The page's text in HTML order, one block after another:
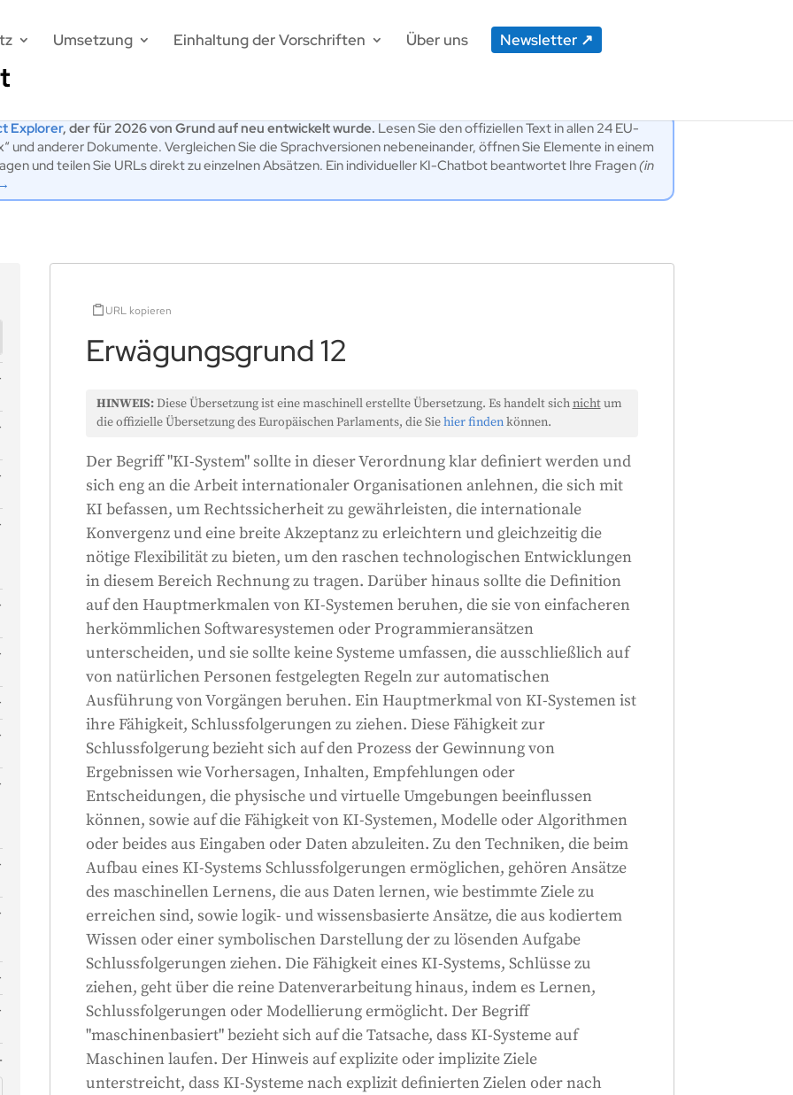
Umsetzung Einhaltung der Vorschriften Über uns Newsletter
Explorer, der für 2026 von Grund auf neu entwickelt wurde. Lesen Sie den offiziellen Text in allen 24 EU-
und anderer Dokumente. Vergleichen Sie die Sprachversionen nebeneinander, öffnen Sie Elemente in einem
und teilen Sie URLs direkt zu einzelnen Absätzen. Ein individueller KI-Chatbot beantwortet Ihre Fragen(in
URL kopieren
Erwägungsgrund 12
HINWEIS:Diese Übersetzung ist eine maschinell erstellte Übersetzung. Es handelt sichnichtum
die offizielle Übersetzung des Europäischen Parlaments, die Siehier findenkönnen.
Der Begriff "KI-System" sollte in dieser Verordnung klar definiert werden und
sich eng an die Arbeit internationaler Organisationen anlehnen, die sich mit
KI befassen, um Rechtssicherheit zu gewährleisten, die internationale
Konvergenz und eine breite Akzeptanz zu erleichtern und gleichzeitig die
nötige Flexibilität zu bieten, um den raschen technologischen Entwicklungen
in diesem Bereich Rechnung zu tragen. Darüber hinaus sollte die Definition
auf den Hauptmerkmalen von KI-Systemen beruhen, die sie von einfacheren
herkömmlichen Softwaresystemen oder Programmieransätzen
unterscheiden, und sie sollte keine Systeme umfassen, die ausschließlich auf
von natürlichen Personen festgelegten Regeln zur automatischen
Ausführung von Vorgängen beruhen. Ein Hauptmerkmal von KI-Systemen ist
ihre Fähigkeit, Schlussfolgerungen zu ziehen. Diese Fähigkeit zur
Schlussfolgerung bezieht sich auf den Prozess der Gewinnung von
Ergebnissen wie Vorhersagen, Inhalten, Empfehlungen oder
Entscheidungen, die physische und virtuelle Umgebungen beeinflussen
können, sowie auf die Fähigkeit von KI-Systemen, Modelle oder Algorithmen
oder beides aus Eingaben oder Daten abzuleiten. Zu den Techniken, die beim
Aufbau eines KI-Systems Schlussfolgerungen ermöglichen, gehören Ansätze
des maschinellen Lernens, die aus Daten lernen, wie bestimmte Ziele zu
erreichen sind, sowie logik- und wissensbasierte Ansätze, die aus kodiertem
Wissen oder einer symbolischen Darstellung der zu lösenden Aufgabe
Schlussfolgerungen ziehen. Die Fähigkeit eines KI-Systems, Schlüsse zu
ziehen, geht über die reine Datenverarbeitung hinaus, indem es Lernen,
Schlussfolgerungen oder Modellierung ermöglicht. Der Begriff
"maschinenbasiert" bezieht sich auf die Tatsache, dass KI-Systeme auf
Maschinen laufen. Der Hinweis auf explizite oder implizite Ziele
unterstreicht, dass KI-Systeme nach explizit definierten Zielen oder nach